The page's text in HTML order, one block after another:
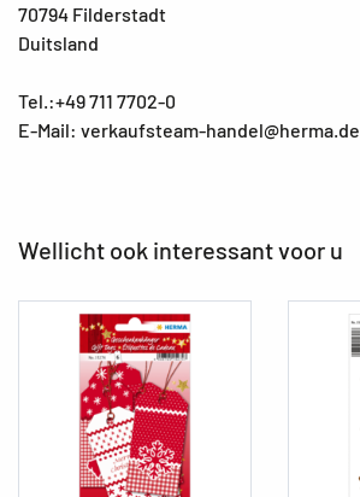
70794 Filderstadt
Duitsland
Tel.:+49 711 7702-0
E-Mail: verkaufsteam-handel@herma.de
Wellicht ook interessant voor u